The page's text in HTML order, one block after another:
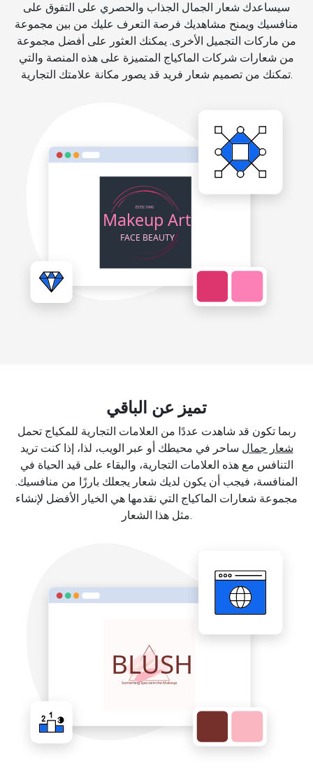
سيساعدك شعار الجمال الجذاب والحصري على التفوق على
منافسيك ويمنح مشاهديك فرصة التعرف عليك من بين مجموعة
من ماركات التجميل الأخرى. يمكنك العثور على أفضل مجموعة
من شعارات شركات الماكياج المتميزة على هذه المنصة والتي
تمكنك من تصميم شعار فريد قد يصور مكانة علامتك التجارية.
تميز عن الباقي
ربما تكون قد شاهدت عددًا من العلامات التجارية للمكياج تحمل
شعار جمال ساحر في محيطك أو عبر الويب، لذا، إذا كنت تريد
التنافس مع هذه العلامات التجارية، والبقاء على قيد الحياة في
المنافسة، فيجب أن يكون لديك شعار يجعلك بارزًا من منافسيك.
مجموعة شعارات الماكياج التي نقدمها هي الخيار الأفضل لإنشاء
مثل هذا الشعار.